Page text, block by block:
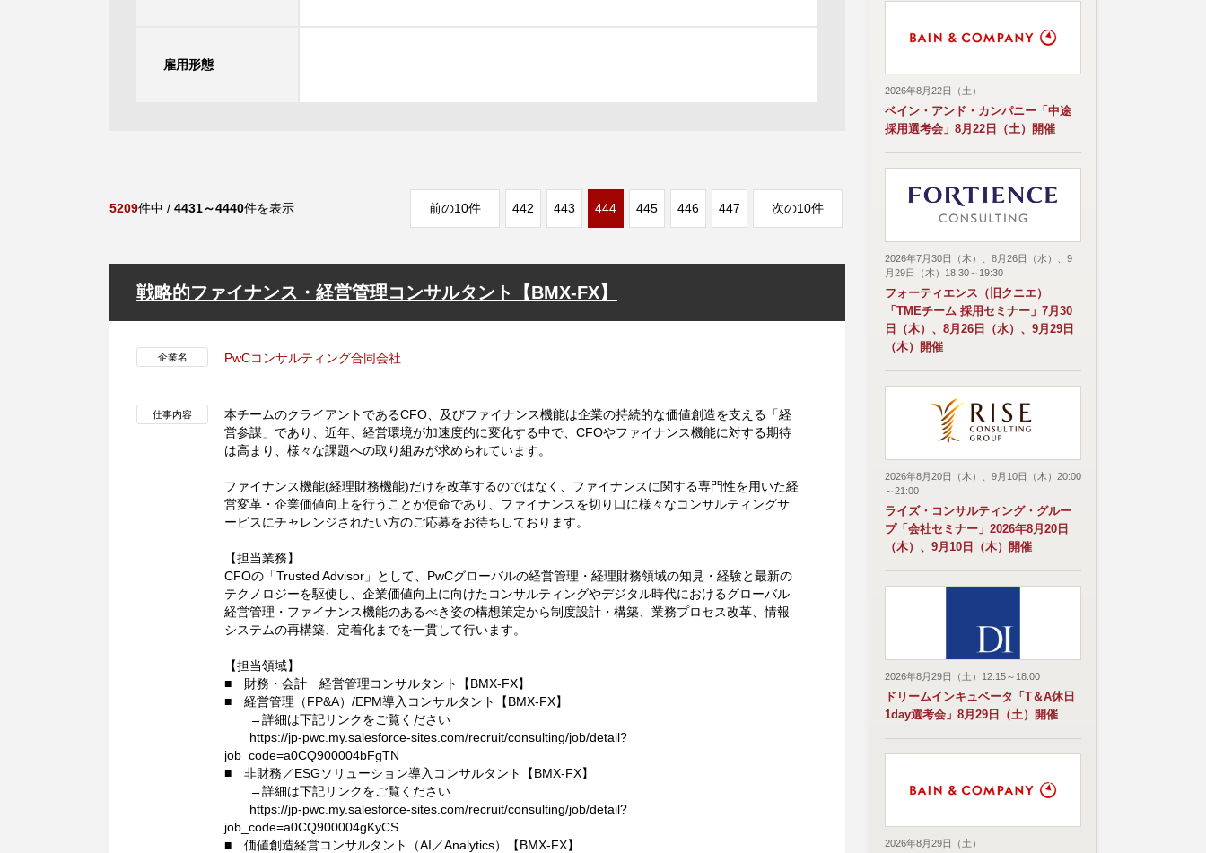
雇用形態
5209件中 / 4431～4440件を表示 前の10件 442 443 444 445 446 447 次の10件
戦略的ファイナンス・経営管理コンサルタント【BMX-FX】
企業名 PwCコンサルティング合同会社
仕事内容
本チームのクライアントであるCFO、及びファイナンス機能は企業の持続的な価値創造を支える「経
営参謀」であり、近年、経営環境が加速度的に変化する中で、CFOやファイナンス機能に対する期待
は高まり、様々な課題への取り組みが求められています。
ファイナンス機能(経理財務機能)だけを改革するのではなく、ファイナンスに関する専門性を用いた経
営変革・企業価値向上を行うことが使命であり、ファイナンスを切り口に様々なコンサルティングサ
ービスにチャレンジされたい方のご応募をお待ちしております。
【担当業務】
CFOの「Trusted Advisor」として、PwCグローバルの経営管理・経理財務領域の知見・経験と最新の
テクノロジーを駆使し、企業価値向上に向けたコンサルティングやデジタル時代におけるグローバル
経営管理・ファイナンス機能のあるべき姿の構想策定から制度設計・構築、業務プロセス改革、情報
システムの再構築、定着化までを一貫して行います。
【担当領域】
■ 財務・会計 経営管理コンサルタント【BMX-FX】
■ 経営管理（FP&A）/EPM導入コンサルタント【BMX-FX】
→詳細は下記リンクをご覧ください
https://jp-pwc.my.salesforce-sites.com/recruit/consulting/job/detail?
job_code=a0CQ900004bFgTN
■ 非財務／ESGソリューション導入コンサルタント【BMX-FX】
→詳細は下記リンクをご覧ください
https://jp-pwc.my.salesforce-sites.com/recruit/consulting/job/detail?
job_code=a0CQ900004gKyCS
■ 価値創造経営コンサルタント（AI／Analytics）【BMX-FX】
2026年8月22日（土）
ベイン・アンド・カンパニー「中途
採用選考会」8月22日（土）開催
2026年7月30日（木）、8月26日（水）、9
月29日（木）18:30～19:30
フォーティエンス（旧クニエ）
「TMEチーム 採用セミナー」7月30
日（木）、8月26日（水）、9月29日
（木）開催
2026年8月20日（木）、9月10日（木）20:00
～21:00
ライズ・コンサルティング・グルー
プ「会社セミナー」2026年8月20日
（木）、9月10日（木）開催
2026年8月29日（土）12:15～18:00
ドリームインキュベータ「T＆A休日
1day選考会」8月29日（土）開催
2026年8月29日（土）